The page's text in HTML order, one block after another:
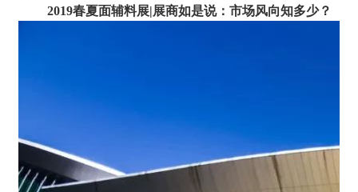
2019春夏面辅料展|展商如是说：市场风向知多少？